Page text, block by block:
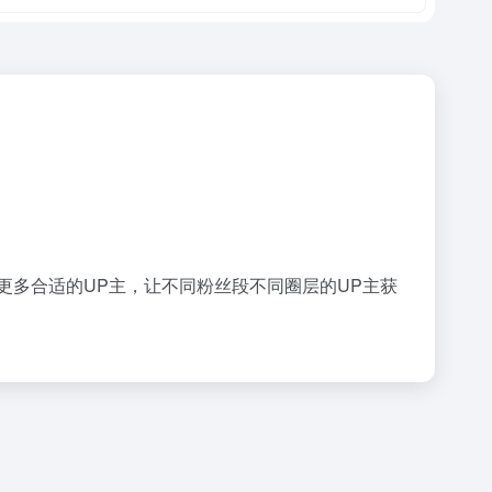
多合适的UP主，让不同粉丝段不同圈层的UP主获